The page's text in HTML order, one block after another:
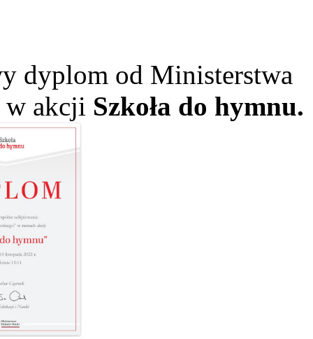
dyplom od Ministerstwa
w akcji Szkoła do hymnu.